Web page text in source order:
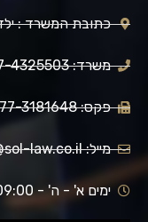
כתובת המשרד : ילדי טהרן 10,
משרד: 077-4325503
פקס: 077-3181648
מייל: david@sol-law.co.il
ימים א' - ה' - 09:00 - 19:00